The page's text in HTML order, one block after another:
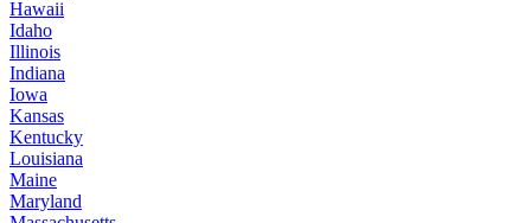
Hawaii
Idaho
Illinois
Indiana
Iowa
Kansas
Kentucky
Louisiana
Maine
Maryland